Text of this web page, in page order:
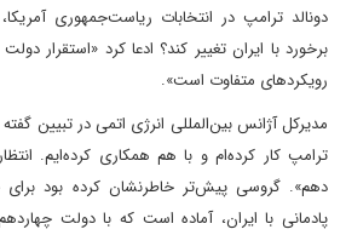
دونالد ترامپ در انتخابات ریاست‌جمهوری
برخورد با ایران تغییر کند؟ ادعا کرد ‌«استقرار
رویکردهای متفاوت است».
مدیرکل آژانس بین‌المللی انرژی اتمی در تبیین
ترامپ کار کرده‌ام و با هم همکاری کرده‌ایم.
دهم». گروسی پیش‌تر خاطرنشان کرده بود‌ برای
پادمانی با ایران، آماده است که با دولت